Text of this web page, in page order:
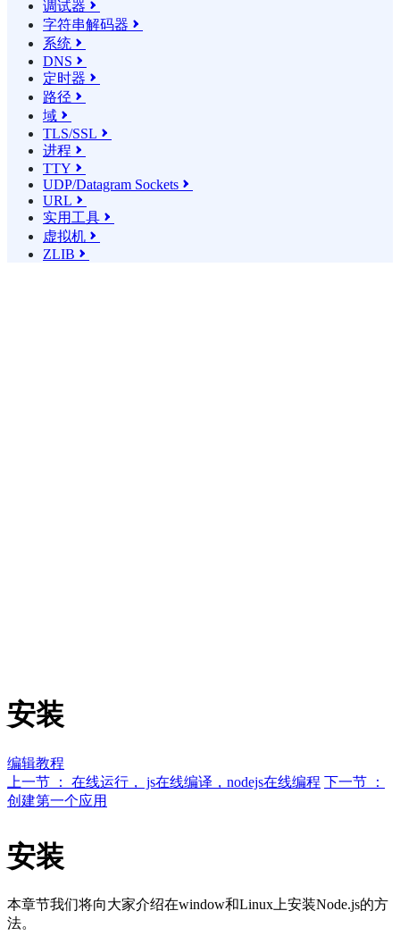
调试器 
字符串解码器 
系统 
DNS 
定时器 
路径 
域 
TLS/SSL 
进程 
TTY 
UDP/Datagram Sockets 
URL 
实用工具 
虚拟机 
ZLIB 
安装
编辑教程
上一节 ： 在线运行， js在线编译，nodejs在线编程 下一节 ：
创建第一个应用
安装
本章节我们将向大家介绍在window和Linux上安装Node.js的方
法。